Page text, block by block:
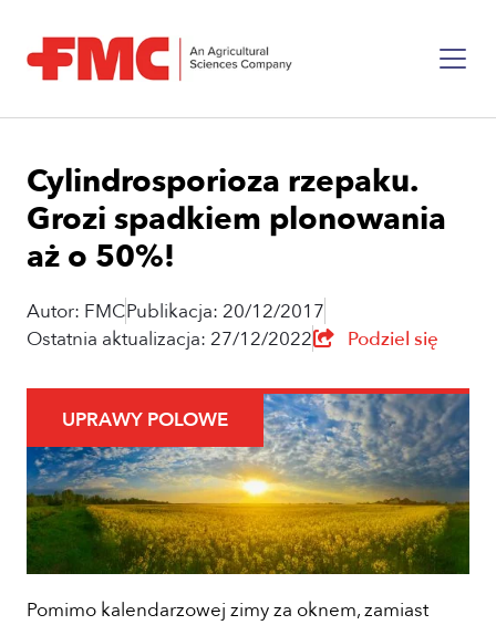
Cylindrosporioza rzepaku.
Grozi spadkiem plonowania
aż o 50%!
Autor: FMCPublikacja: 20/12/2017
Ostatnia aktualizacja: 27/12/2022
Podziel się
UPRAWY POLOWE
Pomimo kalendarzowej zimy za oknem, zamiast